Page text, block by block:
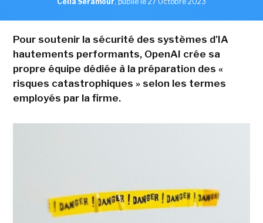
Pour soutenir la sécurité des systèmes d'IA
hautements performants, OpenAI crée sa
propre équipe dédiée à la préparation des «
risques catastrophiques » selon les termes
employés par la firme.